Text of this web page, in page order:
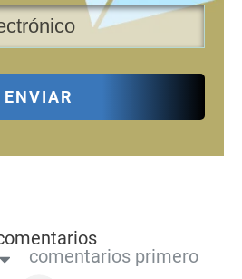
ENVIAR
comentarios primero